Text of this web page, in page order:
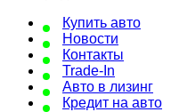
Купить авто
Новости
Контакты
Trade-In
Авто в лизинг
Кредит на авто